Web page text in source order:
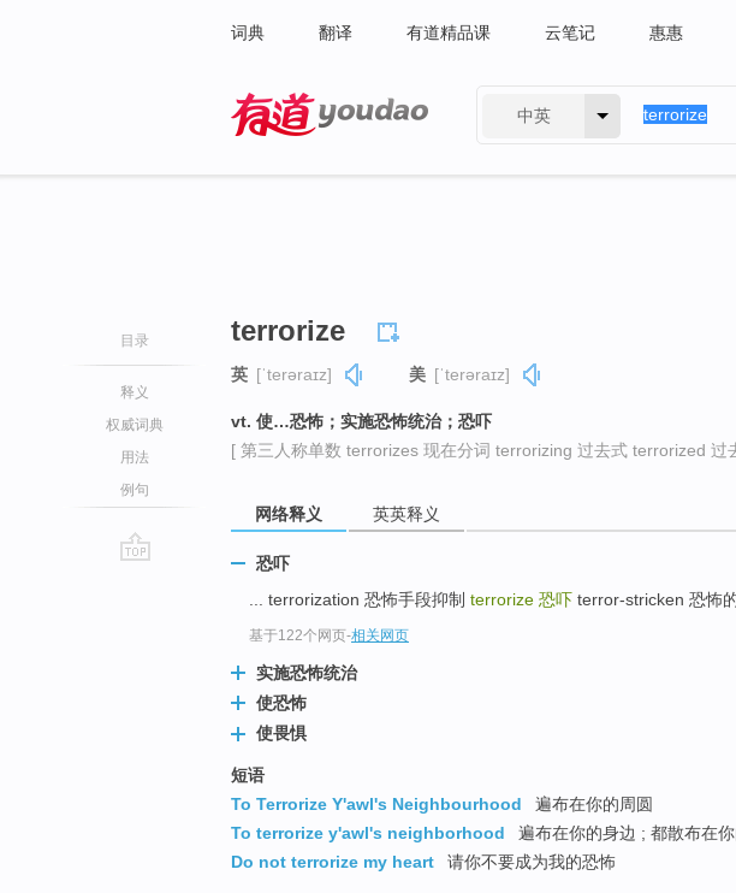
词典 翻译 有道精品课 云笔记 惠惠
中英
目录
释义
权威词典
用法
例句
terrorize
英 [ˈterəraɪz] 美 [ˈterəraɪz]
vt. 使…恐怖；实施恐怖统治；恐吓
[ 第三人称单数 terrorizes 现在分词 terrorizing 过去式 terrorized 过
网络释义 英英释义
恐吓
... terrorization 恐怖手段抑制 terrorize 恐吓 terror-stricken 恐怖的
基于122个网页-相关网页
实施恐怖统治
使恐怖
使畏惧
短语
To Terrorize Y'awl's Neighbourhood
遍布在你的周圆
To terrorize y'awl's neighborhood
遍布在你的身边 ; 都散布在
Do not terrorize my heart
请你不要成为我的恐怖